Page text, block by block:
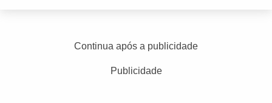
Continua após a publicidade
Publicidade